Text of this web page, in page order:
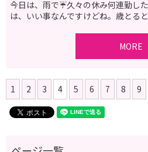
今日は、雨で☔️久々の休み何連勤し
は、いい事なんですけどね。歳とる
MORE
1 2 3 4 5 6 7 8 9